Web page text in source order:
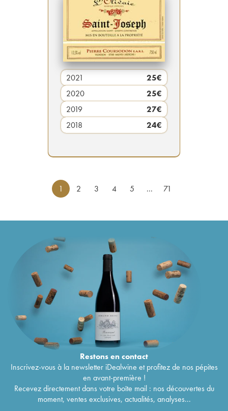
2021 25€
2020
25€
2019
27€
2018
24€
1 2 3 4 5 ... 71
Restons encontact
Inscrivez-vous à la newsletter iDealwine et profitez de nos pépites
en avant-première !
Recevez directement dans votre boîte mail : nos découvertes du
moment, ventes exclusives, actualités, analyses...